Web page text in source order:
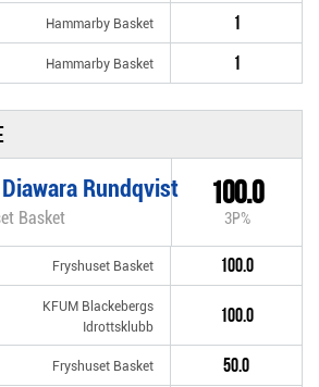
Hammarby Basket 1
Hammarby Basket 1
Rundqvist
Basket
100.0
3P%
Fryshuset Basket 100.0
KFUM Blackebergs
Idrottsklubb
100.0
Fryshuset Basket 50.0